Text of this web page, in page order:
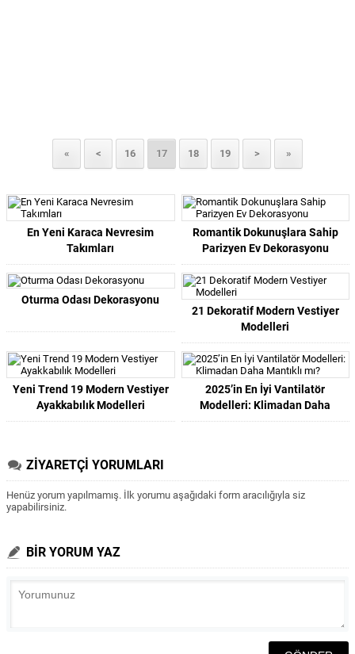
« < 16 17 18 19 > »
En Yeni Karaca Nevresim
Takımları
Romantik Dokunuşlara Sahip
Parizyen Ev Dekorasyonu
Oturma Odası Dekorasyonu
21 Dekoratif Modern Vestiyer
Modelleri
Yeni Trend 19 Modern Vestiyer
Ayakkabılık Modelleri
2025’in En İyi Vantilatör
Modelleri: Klimadan Daha
Mantıklı mı?
ZİYARETÇİ YORUMLARI
Henüz yorum yapılmamış. İlk yorumu aşağıdaki form aracılığıyla siz
yapabilirsiniz.
BİR YORUM YAZ